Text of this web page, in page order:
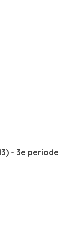
- 3e periode